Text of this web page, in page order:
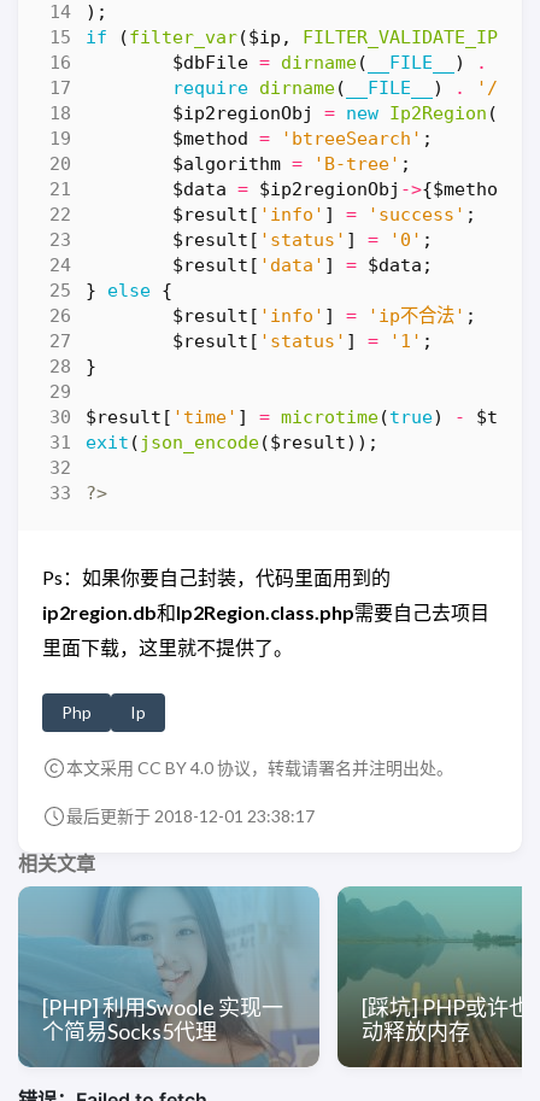
);
if
(filter_var($ip , FILTER_VALIDATE_IP
$dbFile = dirname( __FILE__ ) .
require dirname( __FILE__ ) .
'/
$ip2regionObj
= new Ip2Region (
$method = 'btreeSearch' ;
$algorithm = 'B-tree' ;
$data = $ip2regionObj ->{$method
$result [ 'info' ] = 'success' ;
$result [ 'status' ] = '0' ;
$result [ 'data' ] = $data ;
}
else {
$result [ 'info' ] = 'ip不合法' ;
$result [ 'status' ] = '1' ;
}
$result [ 'time' ] = microtime(true) - $t1
exit ( json_encode($result));
?>
Ps：如果你要自己封装，代码里面用到的
ip2region.db和Ip2Region.class.php需要自己去项目
里面下载，这里就不提供了。
Php Ip
本文采用 CC BY 4.0 协议，转载请署名并注明出处。
最后更新于 2018-12-01 23:38:17
相关文章
[PHP] 利用Swoole 实现一
个简易Socks5代理
[踩坑] PHP或许也
动释放内存